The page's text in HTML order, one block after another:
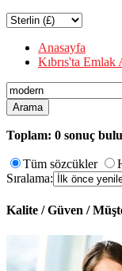
Anasayfa
Kıbrıs'ta Emlak
Arama
Toplam: 0 sonuç
Tüm sözcükler
Sıralama:
Kalite / Güven /